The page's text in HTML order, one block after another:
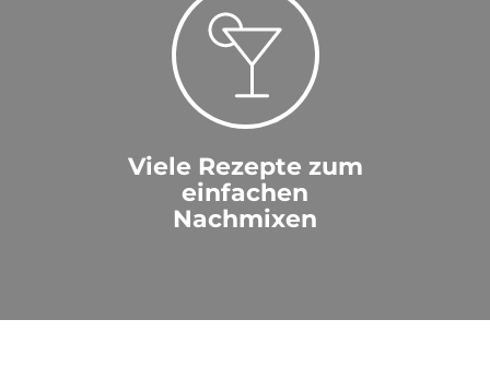
Viele Rezepte zum
einfachen
Nachmixen